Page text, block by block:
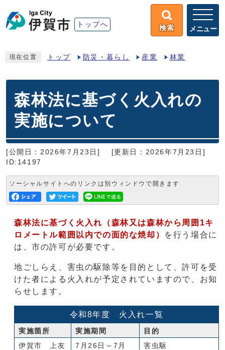
トップへ 検索 メニュー
現在位置 トップ 防災・暮らし 産業 林業
森林法に基づく火入れの
実施について
[公開日：2026年7月23日]
[更新日：2026年7月23日]
ID:14197
ソーシャルサイトへのリンクは別ウィンドウで開きます
森林法に基づく火入れ（森林又は森林から周囲1キ
ロメートル範囲以内での面的な焼却）
を行う場合に
は、市の許可が必要です。
地ごしらえ、害虫の駆除等を目的として、許可を受
けた者による火入れが予定されていますので、お知
らせします。
令和8年度 火入れ一覧
実施箇所 実施期間
目的
伊賀市 上友
7月26日～7月
害虫駆